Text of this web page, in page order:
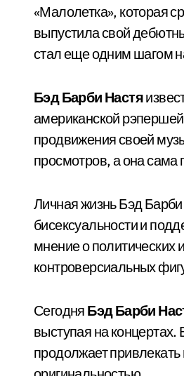
«Малолетка», которая
выпустила свой
стал еще одним шагом
Бэд Барби Настя
американской
продвижения своей
просмотров, а она сама
Личная жизнь Бэд Барби
бисексуальности и
мнение о политических
контроверсиальных
Сегодня Бэд Барби
выступая на
продолжает